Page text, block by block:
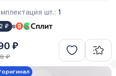
шт.: 1
₽ в
₽
₽
оригинал